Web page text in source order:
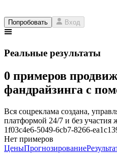
Попробовать Вход
Реальные результаты
0 примеров
фандрайзинга с
Вся соцреклама создана,
платформой 24/7 и без участия
1f03c4e6-5049-6cb7-8266-
Нет примеров
ЦеныПрогнозирование